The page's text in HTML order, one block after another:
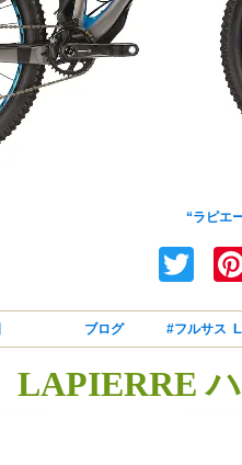
“ラピエ
ブログ タグ#フルサス
LAPIERRE